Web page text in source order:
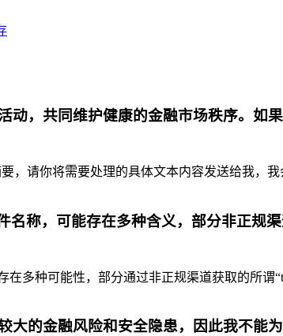
动，共同维护健康的金融市场秩序。如
，请你将需要处理的具体文本内容发送给我，
称，可能存在多种含义，部分非正规
多种可能性，部分通过非正规渠道获取的所谓
大的金融风险和安全隐患，因此我不能